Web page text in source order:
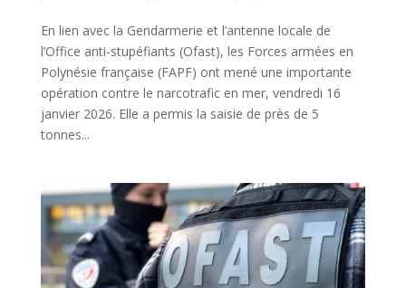
En lien avec la Gendarmerie et l’antenne locale de
l’Office anti-stupéfiants (Ofast), les Forces armées en
Polynésie française (FAPF) ont mené une importante
opération contre le narcotrafic en mer, vendredi 16
janvier 2026. Elle a permis la saisie de près de 5
tonnes...